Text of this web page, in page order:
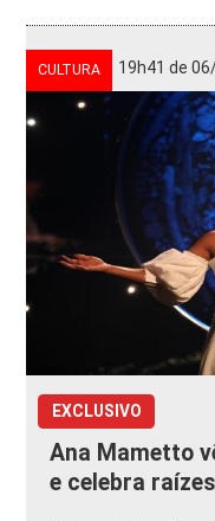
CULTURA 19h41 de
EXCLUSIVO
Ana Mametto
e celebra